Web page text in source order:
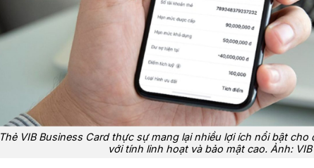
Thẻ VIB Business Card thực sự mang lại nhiều lợi ích nổi bật
với tính linh hoạt và bảo mật cao. Ảnh: VIB